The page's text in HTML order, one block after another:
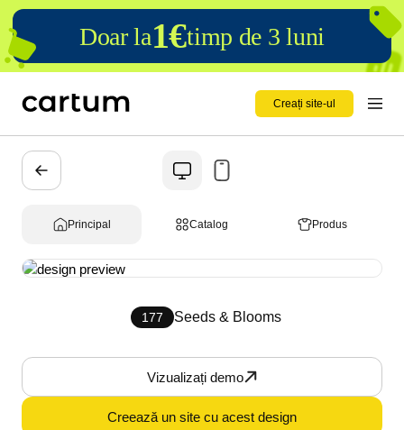
Doar la1€timp de 3 luni
Creați site-ul
Principal Catalog Produs
177 Seeds & Blooms
Vizualizați demo
Creează un site cu acest design